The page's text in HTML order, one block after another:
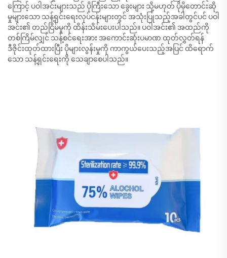
ကြောင့် ပဝါအင်းများသည် ပိုကြီးသော ခွေးများ သို့မဟုတ် ပိုမိုတောင်းဆို
မှုများသော သန့်ရှင်းရေးလုပ်ငန်းများတွင် အသုံးပြုသည့်အခါတွင်ပင် ပဝါ
အင်း၏ တည်ငြိမ်မှုကို ထိန်းသိမ်းပေးပါသည်။ ပဝါအင်း၏ အထည်ကို
တစ်ကြိမ်လျှင် သန့်စင်ရေးအား အကောင်းဆုံးပမာဏ ထုတ်လွှတ်ရန်
ဒီဇိုင်းထုတ်ထားပြီး ပိုများလွန်းမှုကို ကာကွယ်ပေးသည့်အပြင် ထိရောက်
သော သန့်ရှင်းရေးကို သေချာစေပါသည်။